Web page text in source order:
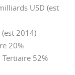
USD (est
2014)
20%
52%